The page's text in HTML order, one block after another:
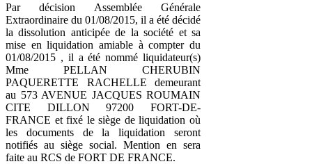
Par décision Assemblée Générale
Extraordinaire du 01/08/2015, il a été décidé
la dissolution anticipée de la société et sa
mise en liquidation amiable à compter du
01/08/2015 , il a été nommé liquidateur(s)
Mme PELLAN CHERUBIN
PAQUERETTE RACHELLE demeurant
au 573 AVENUE JACQUES ROUMAIN
CITE DILLON 97200 FORT-DE-
FRANCE et fixé le siège de liquidation où
les documents de la liquidation seront
notifiés au siège social. Mention en sera
faite au RCS de FORT DE FRANCE.